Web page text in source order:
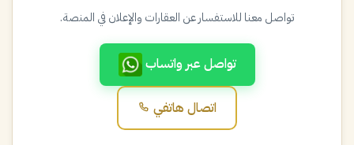
تواصل معنا للاستفسار عن العقارات والإعلان في المنصة.
تواصل عبر واتساب
اتصال هاتفي